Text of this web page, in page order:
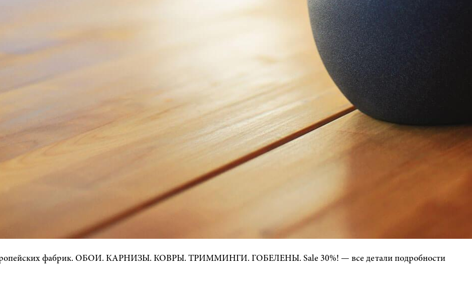
фабрик. ОБОИ. КАРНИЗЫ. КОВРЫ. ТРИММИНГИ. ГОБЕЛЕНЫ. Sale 30%! — все детали подробности